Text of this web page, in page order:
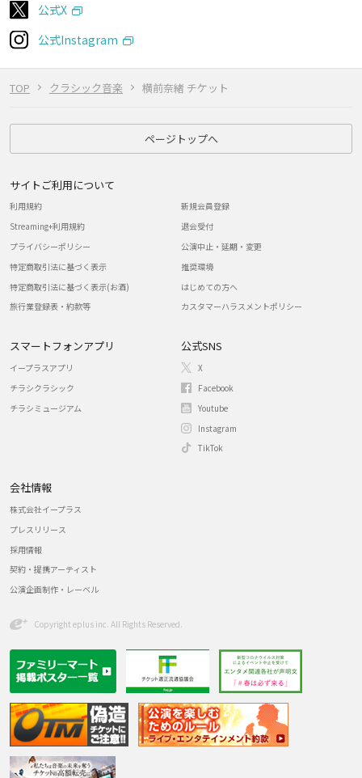
TOP クラシック音楽 横前奈緒 チケット
公式X
公式Instagram
ページトップへ
サイトご利用について
利用規約
Streaming+利用規約
プライバシーポリシー
特定商取引法に基づく表示
特定商取引法に基づく表示(お酒)
旅行業登録表・約款等
新規会員登録
退会受付
公演中止・延期・変更
推奨環境
はじめての方へ
カスタマーハラスメントポリシー
スマートフォンアプリ
イープラスアプリ
チラシクラシック
チラシミュージアム
公式SNS
X
Facebook
Youtube
Instagram
TikTok
会社情報
株式会社イープラス
プレスリリース
採用情報
契約・提携アーティスト
公演企画制作・レーベル
Copyright eplus inc. All Rights Reserved.